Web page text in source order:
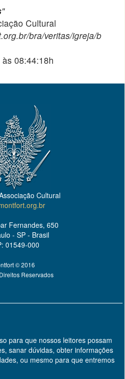
"
Cultural
bra/veritas/igreja/b
08:44:18h
Cultural
Fernandes, 650
- SP - Brasil
01549-000
© 2016
Reservados
para que nossos leitores possam
sanar dúvidas, obter informações
ou mesmo para que entremos